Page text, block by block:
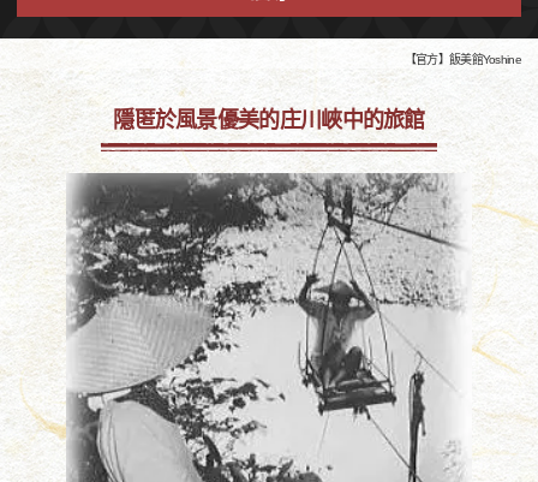
【官方】飯美館Yoshine
隱匿於風景優美的庄川峽中的旅館